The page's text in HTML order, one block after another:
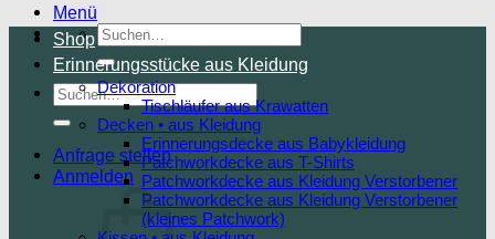
Menü
Suchen
nach:
Suchen
nach:
Anfrage stellen
Anmelden
Shop
Erinnerungsstücke aus Kleidung
Dekoration
Tischläufer aus Krawatten
Decken • aus Kleidung
Erinnerungsdecke aus Babykleidung
Patchworkdecke aus T-Shirts
Patchworkdecke aus Kleidung Verstorbener
Patchworkdecke aus Kleidung Verstorbener
(kleines Patchwork)